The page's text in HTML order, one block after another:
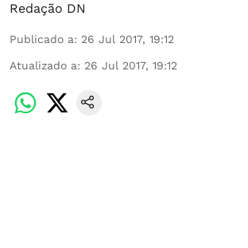
Redação DN
Publicado a: 26 Jul 2017, 19:12
Atualizado a: 26 Jul 2017, 19:12